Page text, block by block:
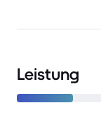
Leistung